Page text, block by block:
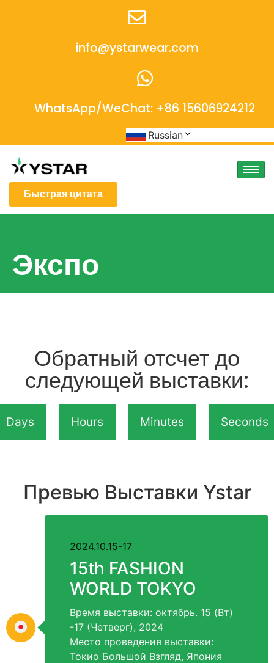
info@ystarwear.com
WhatsApp/WeChat: +86 15606924212
Russian
Быстрая цитата
Экспо
Обратный отсчет до
следующей выставки:
Days Hours Minutes Seconds
Превью Выставки Ystar
2024.10.15-17
15th FASHION
WORLD TOKYO
Время выставки: октябрь. 15 (Вт)
-17 (Четверг), 2024
Место проведения выставки:
Токио Большой Взгляд, Япония